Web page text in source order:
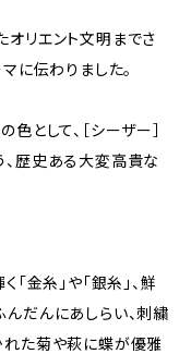
リエント文明までさ
に伝わりました。
として、［シーザー］
、歴史ある大変高貴な
金糸」や「銀糸」、鮮
だんにあしらい、刺繍
れた菊や萩に蝶が優雅